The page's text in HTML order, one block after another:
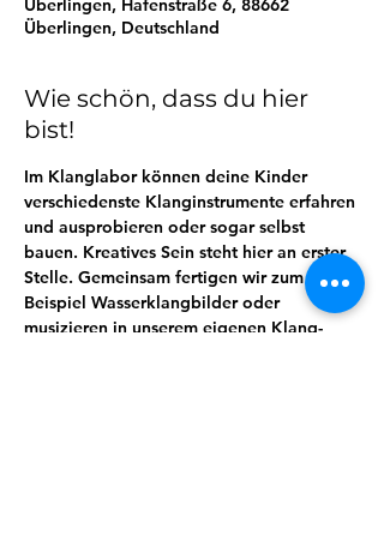
Überlingen, Hafenstraße 6, 88662
Überlingen, Deutschland
Wie schön, dass du hier
bist!
Im Klanglabor können deine Kinder
verschiedenste Klanginstrumente erfahren
und ausprobieren oder sogar selbst
bauen. Kreatives Sein steht hier an erster
Stelle. Gemeinsam fertigen wir zum
Beispiel Wasserklangbilder oder
musizieren in unserem eigenen Klang-